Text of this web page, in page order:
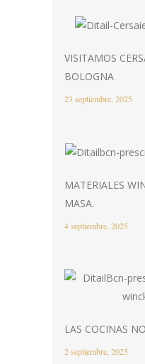
VISITAMOS
BOLOGNA
23 septiembre, 2025
MATERIALES
MASA.
4 septiembre, 2025
LAS COCINAS
2 septiembre, 2025